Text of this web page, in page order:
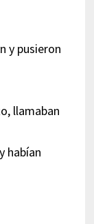
y pusieron
llamaban
habían